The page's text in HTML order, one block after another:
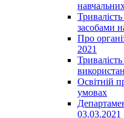
засобами
Про
2021
Освітній
умовах
03.03.2021